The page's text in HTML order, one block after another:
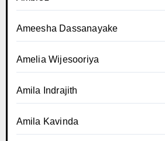
Ameesha Dassanayake
Amelia Wijesooriya
Amila Indrajith
Amila Kavinda